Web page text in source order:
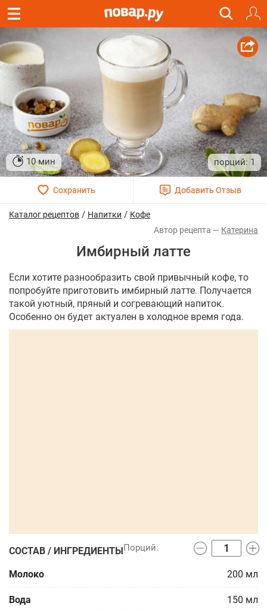
10 мин 1
Каталог рецептов / Напитки / Кофе
Катерина
Имбирный латте
Если хотите разнообразить свой привычный кофе, то
попробуйте приготовить имбирный латте. Получается
такой уютный, пряный и согревающий напиток.
Особенно он будет актуален в холодное время года.
СОСТАВ / ИНГРЕДИЕНТЫ
Молоко 200 мл
Вода 150 мл